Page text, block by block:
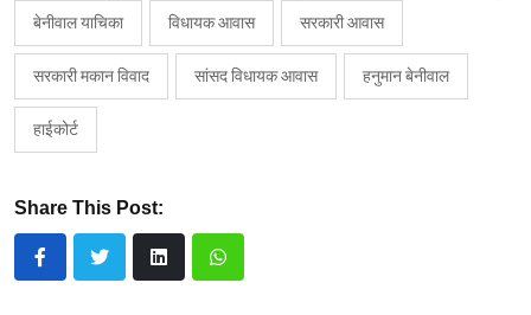
बेनीवाल याचिका विधायक आवास सरकारी आवास
सरकारी मकान विवाद सांसद विधायक आवास हनुमान बेनीवाल
हाईकोर्ट
Share This Post: